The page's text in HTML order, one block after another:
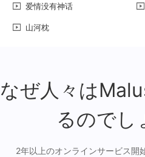
爱情没有神话
山河枕
なぜ人々は
るのでし
2年以上のオンラインサービス開